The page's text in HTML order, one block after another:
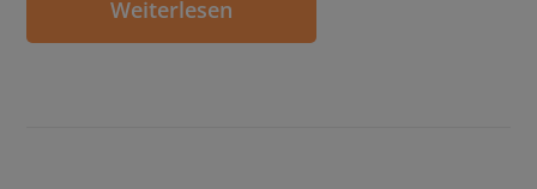
Weiterlesen